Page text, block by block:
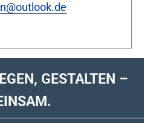
GESTALTEN –